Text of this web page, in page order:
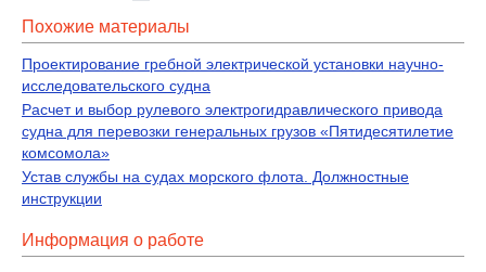
Похожие материалы
Проектирование гребной электрической установки научно-
исследовательского судна
Расчет и выбор рулевого электрогидравлического привода
судна для перевозки генеральных грузов «Пятидесятилетие
комсомола»
Устав службы на судах морского флота. Должностные
инструкции
Информация о работе